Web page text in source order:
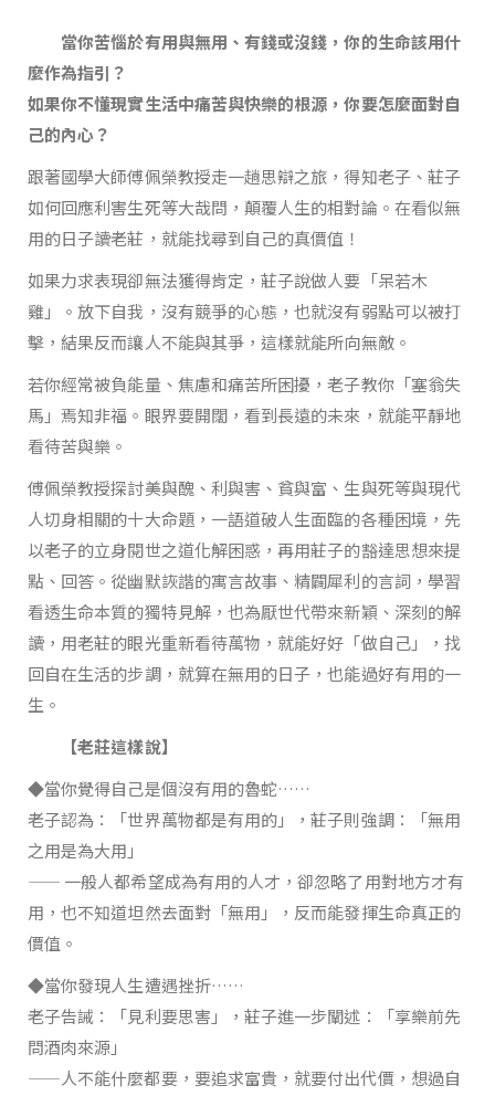
當你苦惱於有用與無用、有錢或沒錢，你的生命該用什
麼作為指引？
如果你不懂現實生活中痛苦與快樂的根源，你要怎麼面對自
己的內心？
跟著國學大師傅佩榮教授走一趟思辯之旅，得知老子、莊子
如何回應利害生死等大哉問，顛覆人生的相對論。在看似無
用的日子讀老莊，就能找尋到自己的真價值！
如果力求表現卻無法獲得肯定，莊子說做人要「呆若木
雞」。放下自我，沒有競爭的心態，也就沒有弱點可以被打
擊，結果反而讓人不能與其爭，這樣就能所向無敵。
若你經常被負能量、焦慮和痛苦所困擾，老子教你「塞翁失
馬」焉知非福。眼界要開闊，看到長遠的未來，就能平靜地
看待苦與樂。
傅佩榮教授探討美與醜、利與害、貧與富、生與死等與現代
人切身相關的十大命題，一語道破人生面臨的各種困境，先
以老子的立身閱世之道化解困惑，再用莊子的豁達思想來提
點、回答。從幽默詼諧的寓言故事、精闢犀利的言詞，學習
看透生命本質的獨特見解，也為厭世代帶來新穎、深刻的解
讀，用老莊的眼光重新看待萬物，就能好好「做自己」，找
回自在生活的步調，就算在無用的日子，也能過好有用的一
生。
【老莊這樣說】
◆當你覺得自己是個沒有用的魯蛇……
老子認為：「世界萬物都是有用的」，莊子則強調：「無用
之用是為大用」
—— 一般人都希望成為有用的人才，卻忽略了用對地方才有
用，也不知道坦然去面對「無用」，反而能發揮生命真正的
價值。
◆當你發現人生遭遇挫折……
老子告誡：「見利要思害」，莊子進一步闡述：「享樂前先
問酒肉來源」
——人不能什麼都要，要追求富貴，就要付出代價，想過自